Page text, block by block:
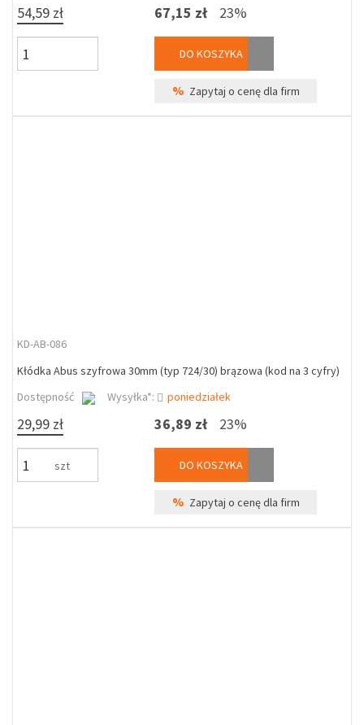
54,59 zł 67,15 zł 23%
DO KOSZYKA
% Zapytaj o cenę dla firm
KD-AB-086
Kłódka Abus szyfrowa 30mm (typ 724/30) brązowa (kod na 3 cyfry)
Dostępność
Wysyłka*: poniedziałek
29,99 zł
szt
36,89 zł 23%
DO KOSZYKA
% Zapytaj o cenę dla firm